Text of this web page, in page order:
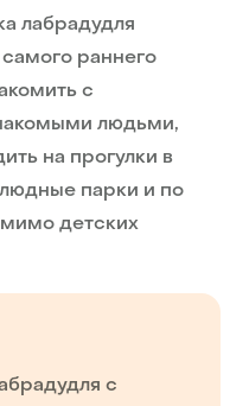
лабрадудля
раннего
с
людьми,
на прогулки в
парки и по
детских
с